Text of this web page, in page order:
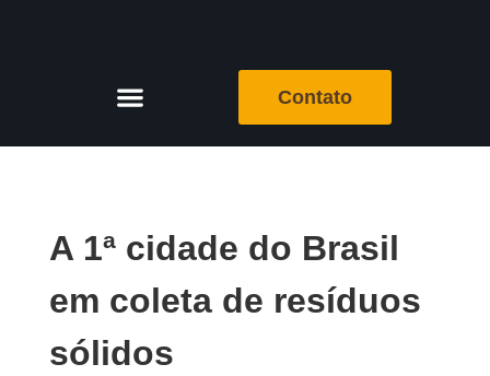
Contato
A 1ª cidade do Brasil
em coleta de resíduos
sólidos